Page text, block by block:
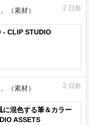
（素材） 2 日前
- CLIP STUDIO
（素材） 2 日前
に混色する筆＆カラー
ASSETS